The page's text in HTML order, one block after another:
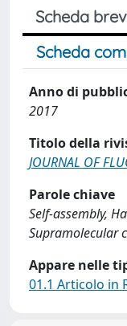
Scheda
Scheda
Anno di
2017
Titolo della
JOURNAL OF
Parole chiave
Self-assembly,
Supramolecular
Appare nelle
01.1 Articolo in